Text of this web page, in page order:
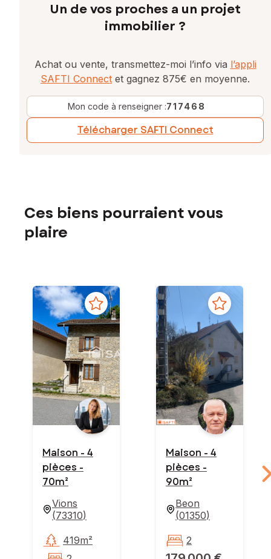
Un de vos proches a un projet
immobilier ?
Achat ou vente, transmettez-moi l’info via l’appli
SAFTI Connect et gagnez 875€ en moyenne.
Mon code à renseigner :717468
Télécharger SAFTI Connect
Ces biens pourraient vous
plaire
Maison - 4
pièces -
70m²
Vions
(73310)
419m²
Maison - 4
pièces -
90m²
Beon
(01350)
2